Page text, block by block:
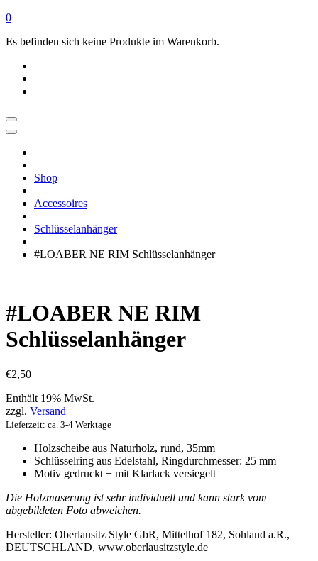
0
Es befinden sich keine Produkte im Warenkorb.
|
Oberlausitz
Regional
einkaufen
Shop
Accessoires
Schlüsselanhänger
#LOABER NE RIM Schlüsselanhänger
#LOABER NE RIM
Schlüsselanhänger
€2,50
Enthält 19% MwSt.
zzgl. Versand
Lieferzeit: ca. 3-4 Werktage
Holzscheibe aus Naturholz, rund, 35mm
Schlüsselring aus Edelstahl, Ringdurchmesser: 25 mm
Motiv gedruckt + mit Klarlack versiegelt
Die Holzmaserung ist sehr individuell und kann stark vom
abgebildeten Foto abweichen.
Hersteller: Oberlausitz Style GbR, Mittelhof 182, Sohland a.R.,
DEUTSCHLAND, www.oberlausitzstyle.de